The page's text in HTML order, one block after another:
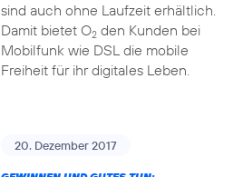
sind auch ohne Laufzeit erhältlich.
Damit bietet O2den Kunden bei
Mobilfunk wie DSL die mobile
Freiheit für ihr digitales Leben.
20. Dezember 2017